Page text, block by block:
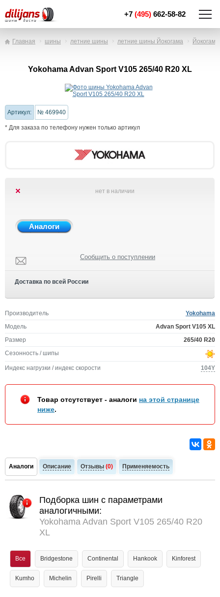
+7 (495) 662-58-82
Главная шины летние шины летние шины Йокогама
Yokohama Advan Sport V105 265/40 R20 XL
Артикул: № 469940
* Для заказа по телефону нужен только артикул
нет в наличии
Аналоги
Сообщить о поступлении
Доставка по всей России
Производитель
Yokohama
Модель
Advan Sport V105 XL
Размер
265/40 R20
Сезонность / шипы
Индекс нагрузки / индекс скорости 104Y
Товар отсутствует - аналоги на этой странице
ниже.
Аналоги Описание Отзывы (0) Применяемость
Подборка шин с параметрами
аналогичными:
Yokohama Advan Sport V105 265/40 R20
XL
Все Bridgestone Continental Hankook Kinforest
Kumho Michelin Pirelli Triangle